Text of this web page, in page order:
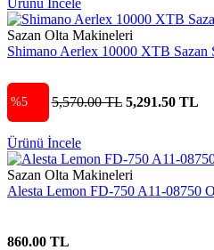
Ürünü İncele
Sazan Olta Makineleri
Shimano Aerlex 10000 XTB Sazan
%5 5,570.00 TL 5,291.50 TL
Ürünü İncele
Sazan Olta Makineleri
Alesta Lemon FD-750 A11-08750
860.00 TL